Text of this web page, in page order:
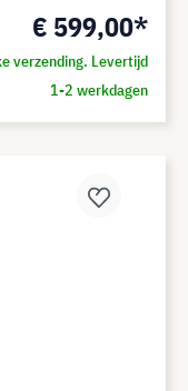
€ 599,00*
verzending. Levertijd
1-2 werkdagen